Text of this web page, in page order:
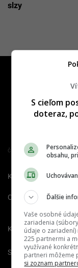
slzy
Člen združenia IAB Slovakia
Kontakt
O nás
Kariéra
Spravovať notifikácie
S cieľom
doteraz,
obsahu,
Ďalšie
Vaše osobné
zariadenia
údaje o
225 partnermi a
využívané
partneri môžeme
si zoznam